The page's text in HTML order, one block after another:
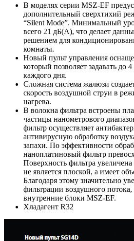
В моделях серии MSZ-EF
дополнительный сверхтихий
“Silent Mode”. Минимальный
всего 21 дБ(А), что делает
решением для
комнаты.
Новый пульт управления
который позволяет задавать до
каждого дня.
Сложная система жалюзи
скорость воздушной струи в
нагрева.
В волокна фильтра встроены
частицы нанометрового
фильтр осуществляет
антивирусную обработку
запахи. По эффективности
наноплатиновый фильтр
Поверхность фильтра увеличена
не является плоской, а имеет
Благодаря этому значительно
фильтрации воздушного потока,
внутренние блоки MSZ-EF.
Хладагент R32